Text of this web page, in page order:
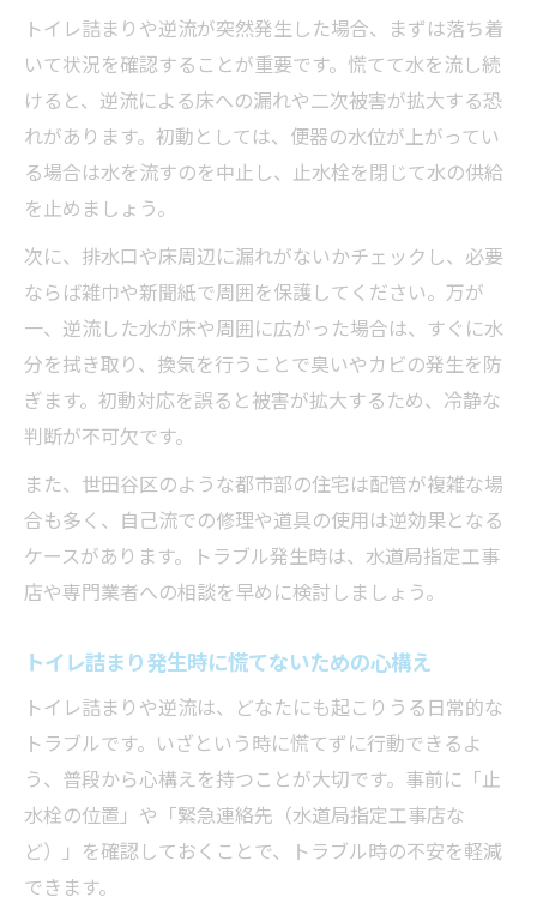
トイレ詰まり発生パターンと逆流の注意点
水道局指定工事店が見た詰まりの特徴
トイレ詰まり事例から学ぶ逆流のリスク
世田谷区で頻発するトイレ詰まり要因
逆流を伴うトイレ詰まり発生時の基本対応
トイレ詰まり逆流発生時の初期対応手順
逆流するトイレ詰まりで慌てず行うべきこ
と
トイレ詰まり逆流時に安全確保を優先する
方法
トイレ詰まり逆流を広げないための注意点
トイレ詰まり修理の依頼先選びで安心を得るコ
ツ
信頼できるトイレ詰まり修理業者の選び方
ント
水道局指定工事店と一般業者の違いを理解
安心して任せられるトイレ詰まり依頼方法
水道局指定工事店による信頼のトイレ詰まり対
策
トイレ詰まりや逆流が突然発生した場合、まずは落ち着
いて状況を確認することが重要です。慌てて水を流し続
けると、逆流による床への漏れや二次被害が拡大する恐
れがあります。初動としては、便器の水位が上がってい
る場合は水を流すのを中止し、止水栓を閉じて水の供給
を止めましょう。
次に、排水口や床周辺に漏れがないかチェックし、必要
ならば雑巾や新聞紙で周囲を保護してください。万が
一、逆流した水が床や周囲に広がった場合は、すぐに水
分を拭き取り、換気を行うことで臭いやカビの発生を防
ぎます。初動対応を誤ると被害が拡大するため、冷静な
判断が不可欠です。
また、世田谷区のような都市部の住宅は配管が複雑な場
合も多く、自己流での修理や道具の使用は逆効果となる
ケースがあります。トラブル発生時は、水道局指定工事
店や専門業者への相談を早めに検討しましょう。
トイレ詰まり発生時に慌てないための心構え
トイレ詰まりや逆流は、どなたにも起こりうる日常的な
トラブルです。いざという時に慌てずに行動できるよ
う、普段から心構えを持つことが大切です。事前に「止
水栓の位置」や「緊急連絡先（水道局指定工事店な
ど）」を確認しておくことで、トラブル時の不安を軽減
できます。